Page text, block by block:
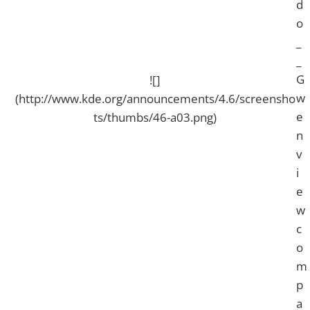
d
o
![]
(http://www.kde.org/announcements/4.6/screensho
ts/thumbs/46-a03.png)
G
w
e
n
v
i
e
w
c
o
m
p
a